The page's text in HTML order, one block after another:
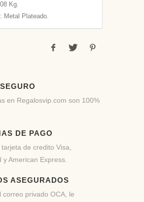
Kg.
Metal Plateado.
en Regalosvip.com son 100%
DE PAGO
de credito Visa,
y American Express.
ASEGURADOS
correo privado OCA, le